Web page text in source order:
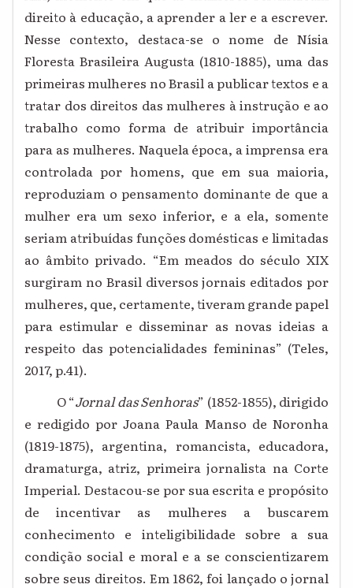
direito à educação, a aprender a ler e a escrever.
Nesse contexto, destaca-se o nome de Nísia
Floresta Brasileira Augusta (1810-1885), uma das
primeiras mulheres no Brasil a publicar textos e a
tratar dos direitos das mulheres à instrução e ao
trabalho como forma de atribuir importância
para as mulheres. Naquela época, a imprensa era
controlada por homens, que em sua maioria,
reproduziam o pensamento dominante de que a
mulher era um sexo inferior, e a ela, somente
seriam atribuídas funções domésticas e limitadas
ao âmbito privado. “Em meados do século XIX
surgiram no Brasil diversos jornais editados por
mulheres, que, certamente, tiveram grande papel
para estimular e disseminar as novas ideias a
respeito das potencialidades femininas” (Teles,
2017, p.41).
O “Jornal das Senhoras” (1852-1855), dirigido
e redigido por Joana Paula Manso de Noronha
(1819-1875), argentina, romancista, educadora,
dramaturga, atriz, primeira jornalista na Corte
Imperial. Destacou-se por sua escrita e propósito
de incentivar as mulheres a buscarem
conhecimento e inteligibilidade sobre a sua
condição social e moral e a se conscientizarem
sobre seus direitos. Em 1862, foi lançado o jornal